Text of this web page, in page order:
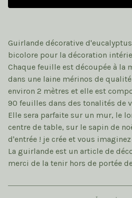
Guirlande décorative
bicolore pour la décoration
Chaque feuille est découpée à la
dans une laine mérinos de
environ 2 mètres et elle est
90 feuilles dans des tonalités de
Elle sera parfaite sur un mur, le
centre de table, sur le sapin de
d'entrée ! je crée et vous imaginez
La guirlande est un article de
merci de la tenir hors de portée